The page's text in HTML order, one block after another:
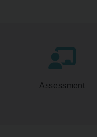
Assessment